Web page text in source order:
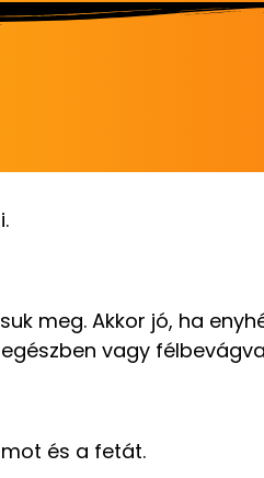
meg. Akkor jó, ha
vagy
és a fetát.